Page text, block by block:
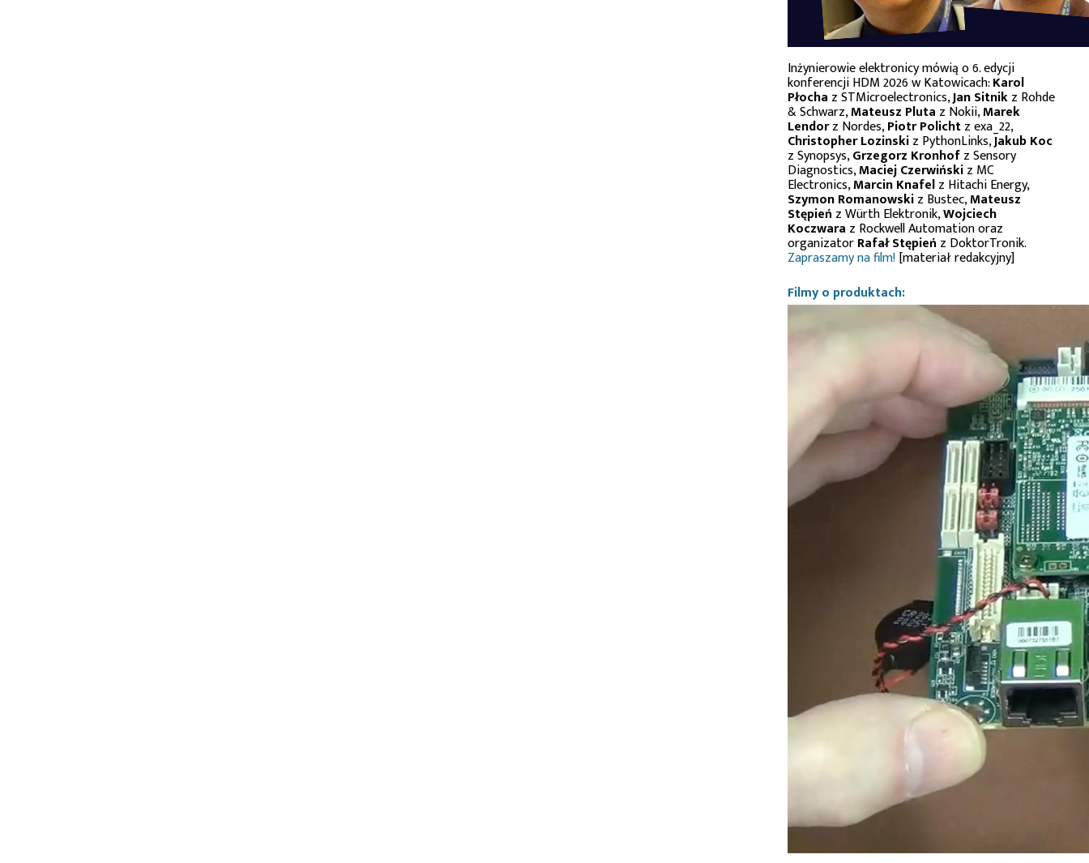
Inżynierowie elektronicy mówią o 6. edycji
konferencji HDM 2026 w Katowicach:Karol
Płocha z STMicroelectronics,Jan Sitnikz Rohde
& Schwarz,Mateusz Pluta z Nokii,Marek
Lendorz Nordes,Piotr Polichtz exa_22,
Christopher Lozinskiz PythonLinks,Jakub Koc
z Synopsys,Grzegorz Kronhofz Sensory
Diagnostics,Maciej Czerwińskiz MC
Electronics,Marcin Knafelz Hitachi Energy,
Szymon Romanowskiz Bustec,Mateusz
Stępień z Würth Elektronik,Wojciech
Koczwara z Rockwell Automation oraz
organizatorRafał Stępień z DoktorTronik.
Zapraszamy na film![materiał redakcyjny]
Filmy o produktach: